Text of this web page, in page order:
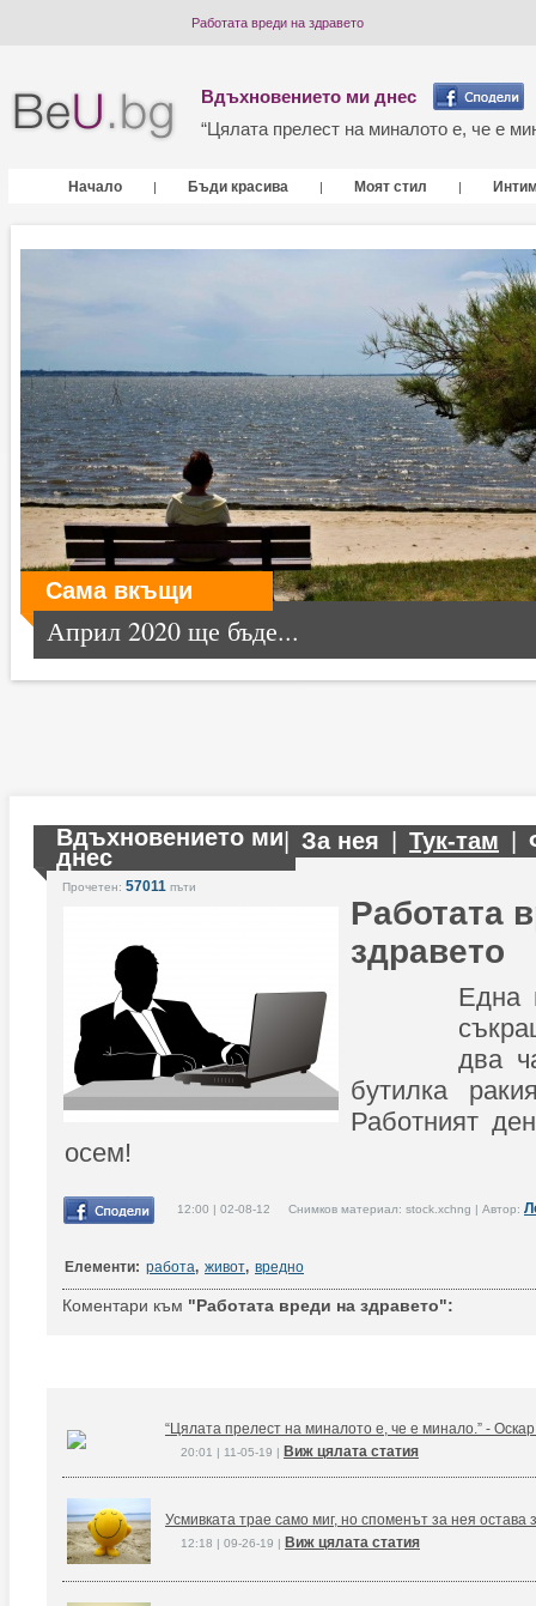
Работата вреди на здравето
Вдъхновението ми днес
“Цялата прелест на миналото е, че е
Начало | Бъди красива | Моят стил |
Сама вкъщи
Април 2020 ще бъде...
Вдъхновението ми
днес
За нея Тук-там
Прочетен: 57011 пъти
Работата
здравето
Една
два
бутилка
Работният
осем!
12:00 | 02-08-12 Снимков материал: stock.xchng | Автор:
Елементи: работа, живот, вредно
Коментари към "Работата вреди на здравето":
“Цялата прелест на миналото е, че е минало.” -
20:01 | 11-05-19 | Виж цялата статия
Усмивката трае само миг, но споменът за нея остава
12:18 | 09-26-19 | Виж цялата статия